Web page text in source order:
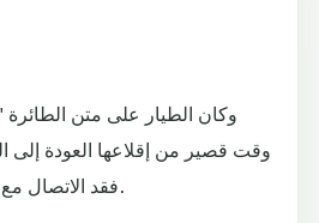
وكان الطيار على متن
وقت قصير من إقلاعها العودة إلى
فقد الاتصال مع مراقبي الحركة الجوية.